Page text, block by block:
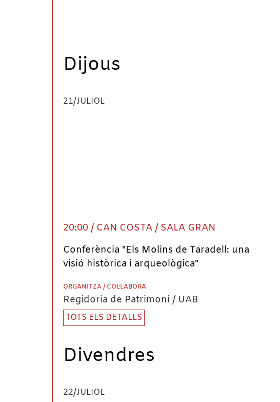
Dijous
21/JULIOL
20:00 / CAN COSTA / SALA GRAN
Conferència "Els Molins de Taradell: una
visió històrica i arqueològica"
ORGANITZA / COL·LABORA
Regidoria de Patrimoni / UAB
TOTS ELS DETALLS
Divendres
22/JULIOL